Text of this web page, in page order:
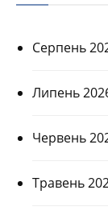
Серпень
Липень
Червень
Травень